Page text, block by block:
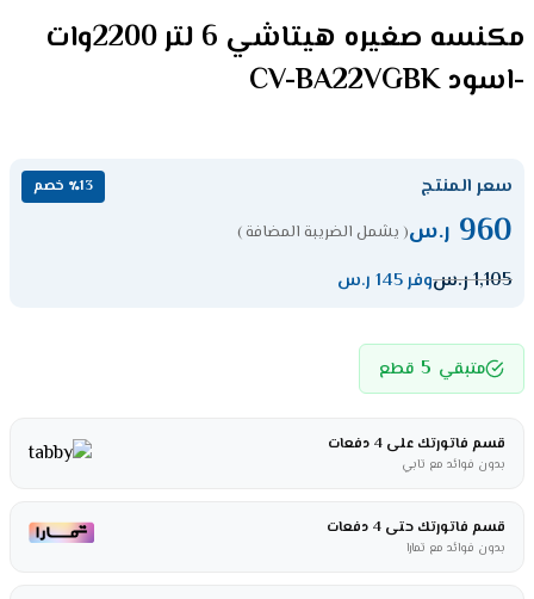
مكنسه صغيره هيتاشي 6 لتر 2200وات
-اسود CV-BA22VGBK
سعر المنتج ٪13 خصم
960 ر.س( يشمل الضريبة المضافة )
1,105ر.سوفر 145 ر.س
متبقي 5 قطع
قسم فاتورتك على 4 دفعات
بدون فوائد مع تابي
قسم فاتورتك حتى 4 دفعات
بدون فوائد مع تمارا